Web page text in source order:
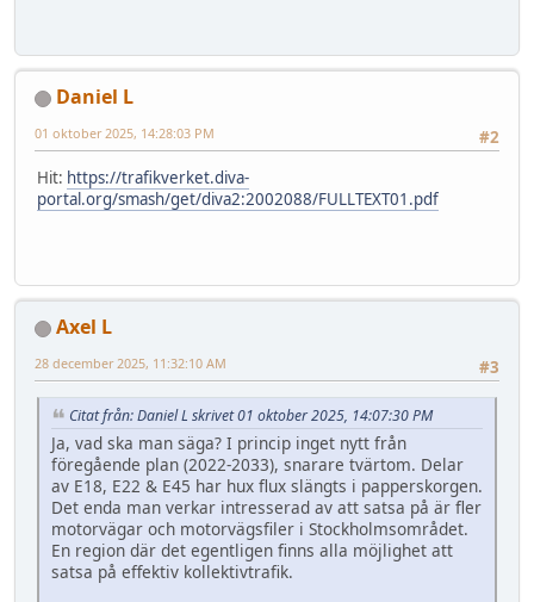
Daniel L
#2
01 oktober 2025, 14:28:03 PM
Hit: https://trafikverket.diva-
portal.org/smash/get/diva2:2002088/FULLTEXT01.pdf
Axel L
#3
28 december 2025, 11:32:10 AM
Citat från: Daniel L skrivet 01 oktober 2025, 14:07:30 PM
Ja, vad ska man säga? I princip inget nytt från
föregående plan (2022-2033), snarare tvärtom. Delar
av E18, E22 & E45 har hux flux slängts i papperskorgen.
Det enda man verkar intresserad av att satsa på är fler
motorvägar och motorvägsfiler i Stockholmsområdet.
En region där det egentligen finns alla möjlighet att
satsa på effektiv kollektivtrafik.